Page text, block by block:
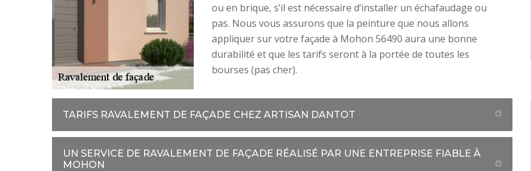
ou en brique, s’il est nécessaire d’installer un échafaudage ou
pas. Nous vous assurons que la peinture que nous allons
appliquer sur votre façade à Mohon 56490 aura une bonne
durabilité et que les tarifs seront à la portée de toutes les
bourses (pas cher).
TARIFS RAVALEMENT DE FAÇADE CHEZ ARTISAN DANTOT
UN SERVICE DE RAVALEMENT DE FAÇADE RÉALISÉ PAR UNE ENTREPRISE FIABLE À
MOHON